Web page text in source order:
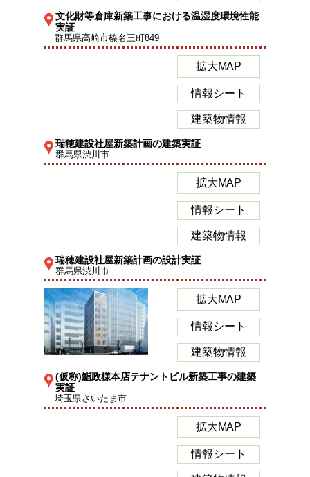
文化財等倉庫新築工事における温湿度環境性能
実証
群馬県高崎市榛名三町849
拡大MAP
情報シート
建築物情報
瑞穂建設社屋新築計画の建築実証
群馬県渋川市
拡大MAP
情報シート
建築物情報
瑞穂建設社屋新築計画の設計実証
群馬県渋川市
拡大MAP
情報シート
建築物情報
(仮称)鮨政様本店テナントビル新築工事の建築
実証
埼玉県さいたま市
拡大MAP
情報シート